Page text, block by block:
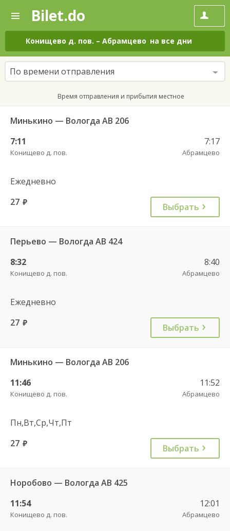
—
Поиск
и
покупка
билетов
на
автобус
онлайн
Bilet.do
Конищево д. пов. – Абрамцево на все дни
По времени отправления
Время отправления и прибытия местное
Минькино — Вологда АВ 206
7:11
Конищево д. пов.
7:17
Абрамцево
Ежедневно
27 руб. Выбрать
Перьево — Вологда АВ 424
8:32
Конищево д. пов.
8:40
Абрамцево
Ежедневно
27 руб. Выбрать
Минькино — Вологда АВ 206
11:46
Конищево д. пов.
11:52
Абрамцево
Пн,Вт,Ср,Чт,Пт
27 руб. Выбрать
Норобово — Вологда АВ 425
11:54
Конищево д. пов.
12:01
Абрамцево